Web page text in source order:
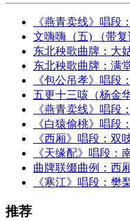
《燕青卖线》唱段
文嗨嗨（五) （带复
东北秧歌曲牌：大
东北秧歌曲牌：满
《包公吊孝》唱段
五更十三咳（杨金
《燕青卖线》唱段
《白猿偷桃》唱段
《西厢》唱段：双
《天缘配》唱段：
曲牌联缀曲例：西
《寒江》唱段：樊
推荐